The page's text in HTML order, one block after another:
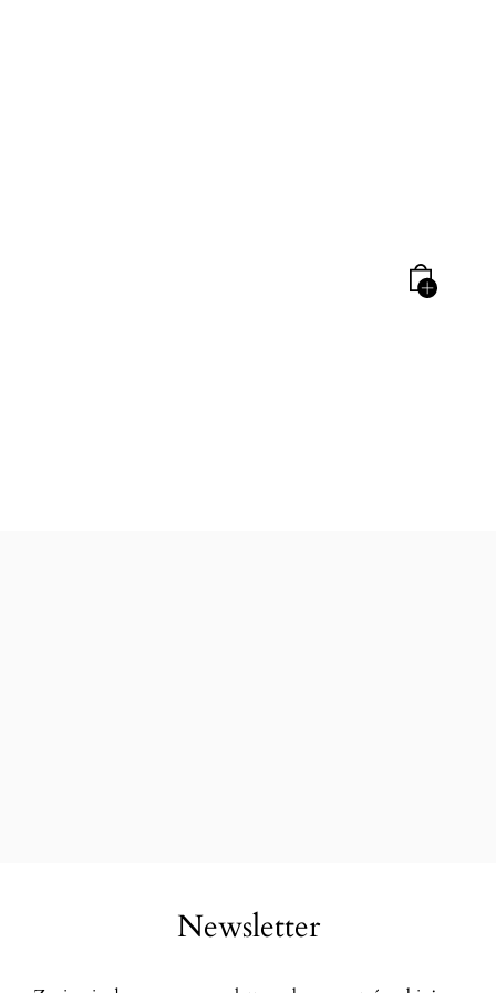
Newsletter